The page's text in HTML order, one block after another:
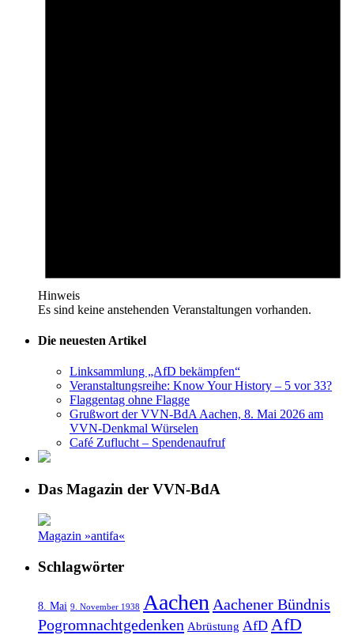
Hinweis
Es sind keine anstehenden Veranstaltungen vorhanden.
Die neuesten Artikel
Linksammlung „AfD bekämpfen“
Veranstaltungsreihe: Know Your History – 5 vor 33?
Flaggentag ohne Flagge
Grußwort der VVN-BdA Aachen, 8. Mai 2026 am
VVN-Denkmal Würselen
Café Zuflucht – Spendenaufruf
Das Magazin der VVN-BdA
Magazin »antifa«
Schlagwörter
8. Mai 9. November 1938 Aachen Aachener Bündnis
Pogromnachtgedenken Abrüstung AfD AfD